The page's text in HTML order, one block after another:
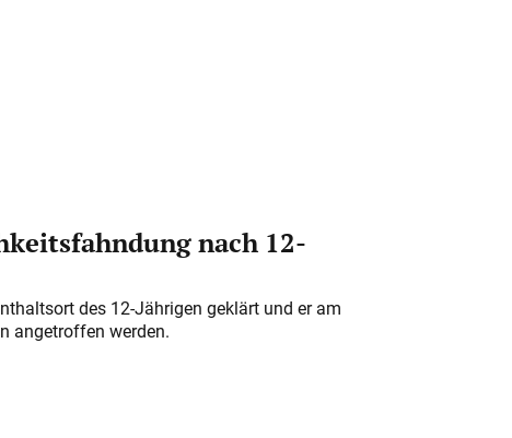
nach 12-
des 12-Jährigen geklärt und er am
angetroffen werden.